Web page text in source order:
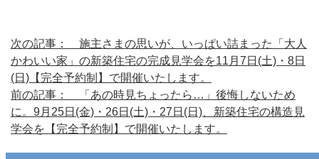
次の記事： 施主さまの思いが、いっぱい詰まった「大人
かわいい家」の新築住宅の完成見学会を11月7日(土)・8日
(日)【完全予約制】で開催いたします。
前の記事： 「あの時見ちょったら…」後悔しないため
に。9月25日(金)・26日(土)・27日(日)、新築住宅の構造見
学会を【完全予約制】で開催いたします。